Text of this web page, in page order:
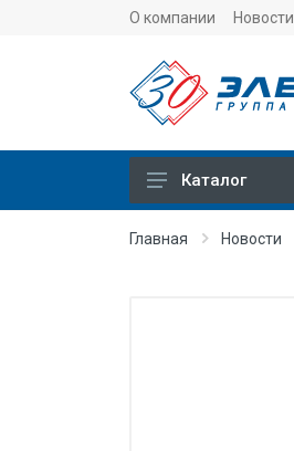
О компании Новости
Каталог
Главная Новости